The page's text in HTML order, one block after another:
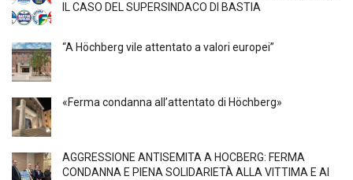
IL CASO DEL SUPERSINDACO DI BASTIA
“A Höchberg vile attentato a valori europei”
«Ferma condanna all’attentato di Höchberg»
AGGRESSIONE ANTISEMITA A HÖCBERG: FERMA
CONDANNA E PIENA SOLIDARIETÀ ALLA VITTIMA E AI